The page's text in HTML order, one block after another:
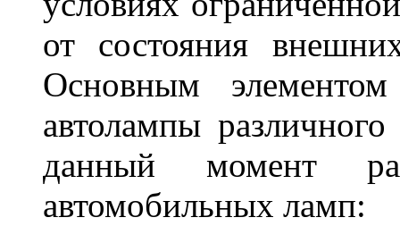
от состояния
Основным
автолампы
данный момент
автомобильных ламп: